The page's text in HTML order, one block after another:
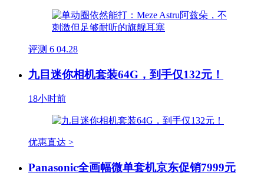
评测 6 04.28
九目迷你相机套装64G，到手仅132元！
18小时前
优惠直达 >
Panasonic全画幅微单套机京东促销7999元